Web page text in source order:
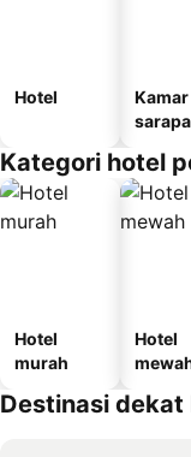
Hotel
Kategori hotel
Hotel
murah
Hotel
Destinasi dekat